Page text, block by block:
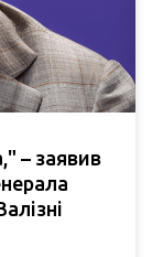
– заявив